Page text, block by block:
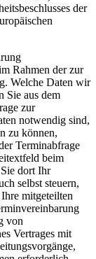
der
Rahmen der zur
Welche Daten wir
Sie aus dem
zur
notwendig sind,
zu können,
Terminabfrage
beim
dort Ihr
selbst steuern,
mitgeteilten
von
Vertrages mit